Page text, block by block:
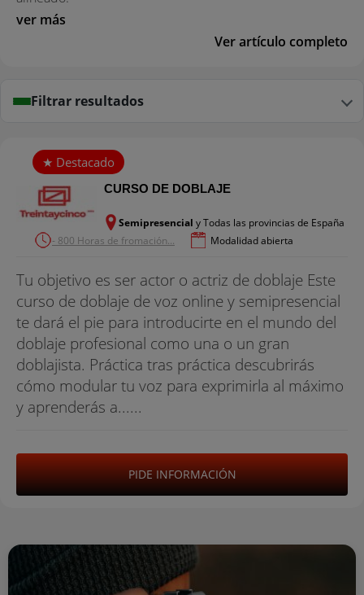
ver más
Ver artículo completo
Filtrar resultados
CURSO DE DOBLAJE
Semipresencial y Todas las provincias de España
- 800 Horas de fromación...
Modalidad abierta
Tu objetivo es ser actor o actriz de doblaje Este
curso de doblaje de voz online y semipresencial
te dará el pie para introducirte en el mundo del
doblaje profesional como una o un gran
doblajista. Práctica tras práctica descubrirás
cómo modular tu voz para exprimirla al máximo
y aprenderás a......
PIDE INFORMACIÓN